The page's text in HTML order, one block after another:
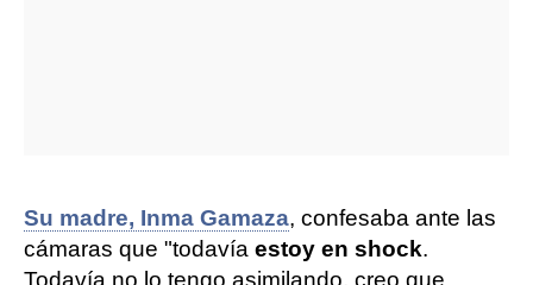
Su madre, Inma Gamaza, confesaba ante las
cámaras que "todavía estoy en shock.
Todavía no lo tengo asimilando, creo que